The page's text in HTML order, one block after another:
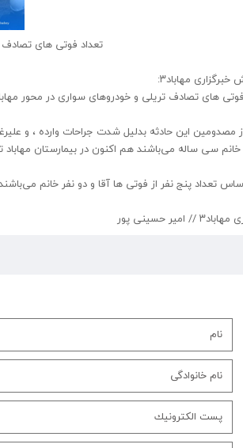
تعداد فوتی های تصادف
خبرگزاری مهاباد۳:
های تصادف تریلی و خودروهای سواری در محور
مصدومین این حادثه بدلیل شدت جراحات وارده ، و
سی ساله می‌باشند هم اکنون در بیمارستان
تعداد پنج نفر از فوتی ها آقا و دو نفر خانم می‌باشند. در بین فوت شده ها یک
// امیر حسینی پور